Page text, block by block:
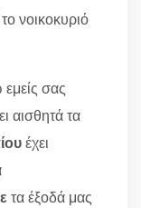
νοικοκυριό
σας
αισθητά τα
έχει
τα έξοδά μας